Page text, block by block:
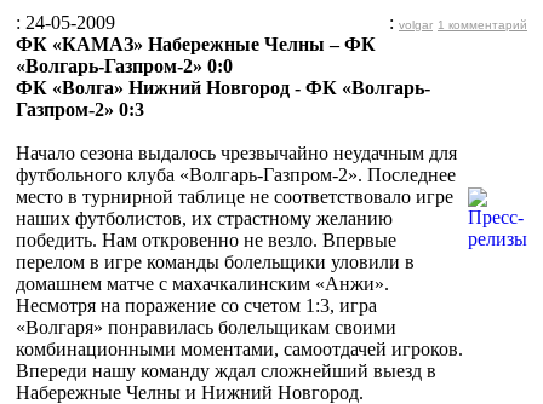
: 24-05-2009 : volgar 1 комментарий
ФК «КАМАЗ» Набережные Челны – ФК
«Волгарь-Газпром-2» 0:0
ФК «Волга» Нижний Новгород - ФК «Волгарь-
Газпром-2» 0:3
Начало сезона выдалось чрезвычайно неудачным для
футбольного клуба «Волгарь-Газпром-2». Последнее
место в турнирной таблице не соответствовало игре
наших футболистов, их страстному желанию
победить. Нам откровенно не везло. Впервые
перелом в игре команды болельщики уловили в
домашнем матче с махачкалинским «Анжи».
Несмотря на поражение со счетом 1:3, игра
«Волгаря» понравилась болельщикам своими
комбинационными моментами, самоотдачей игроков.
Впереди нашу команду ждал сложнейший выезд в
Набережные Челны и Нижний Новгород.